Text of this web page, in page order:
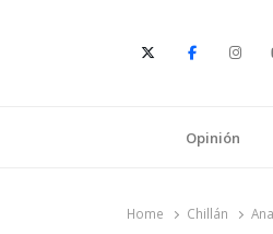
Opinión
Home Chillán